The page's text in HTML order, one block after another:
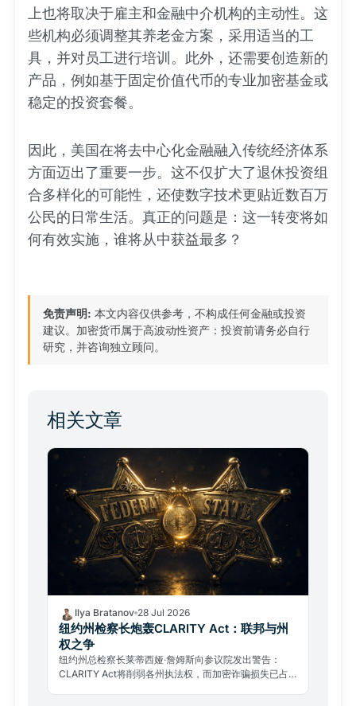
上也将取决于雇主和金融中介机构的主动性。这
些机构必须调整其养老金方案，采用适当的工
具，并对员工进行培训。此外，还需要创造新的
产品，例如基于固定价值代币的专业加密基金或
稳定的投资套餐。
因此，美国在将去中心化金融融入传统经济体系
方面迈出了重要一步。这不仅扩大了退休投资组
合多样化的可能性，还使数字技术更贴近数百万
公民的日常生活。真正的问题是：这一转变将如
何有效实施，谁将从中获益最多？
免责声明: 本文内容仅供参考，不构成任何金融或投资
建议。加密货币属于高波动性资产：投资前请务必自行
研究，并咨询独立顾问。
相关文章
Ilya Bratanov 28 Jul 2026
纽约州检察长炮轰CLARITY Act：联邦与州
权之争
纽约州总检察长莱蒂西娅·詹姆斯向参议院发出警告：
CLARITY Act将削弱各州执法权，而加密诈骗损失已占